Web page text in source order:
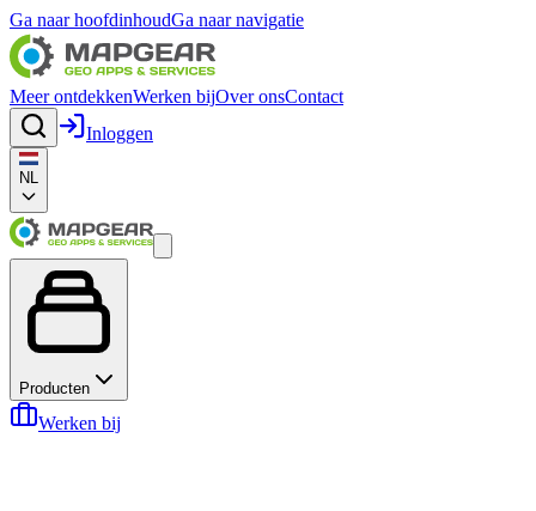
Ga naar hoofdinhoudGa naar navigatie
Meer ontdekkenWerken bijOver onsContact
Inloggen
NL
Producten
Werken bij